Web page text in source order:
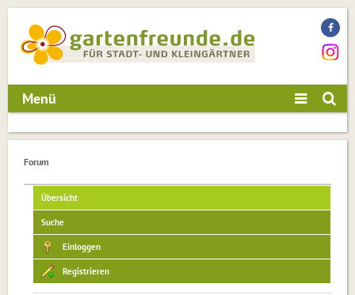
Menü
Forum
Übersicht
Suche
Einloggen
Registrieren